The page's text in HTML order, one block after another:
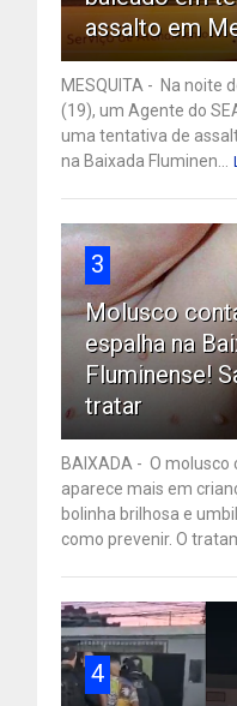
assalto em
MESQUITA - Na noite
(19), um Agente do
uma tentativa de
na Baixada Fluminen...
3
Molusco
espalha na
Fluminense!
tratar
BAIXADA - O molusco
aparece mais em
bolinha brilhosa e
como prevenir. O
4